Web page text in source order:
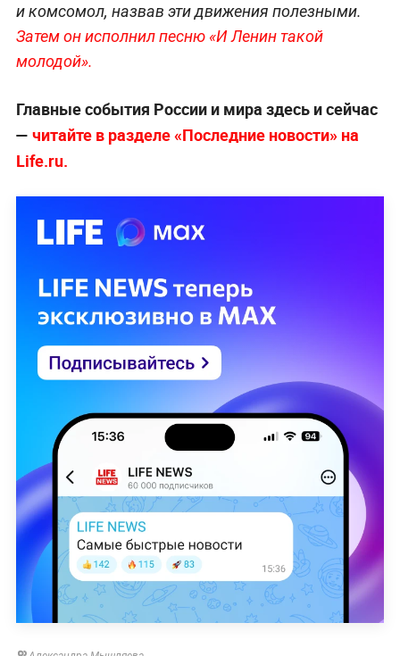
и комсомол, назвав эти движения полезными.
Затем он исполнил песню «И Ленин такой
молодой».
Главные события России и мира здесь и сейчас
— читайте в разделе «Последние новости» на
Life.ru.